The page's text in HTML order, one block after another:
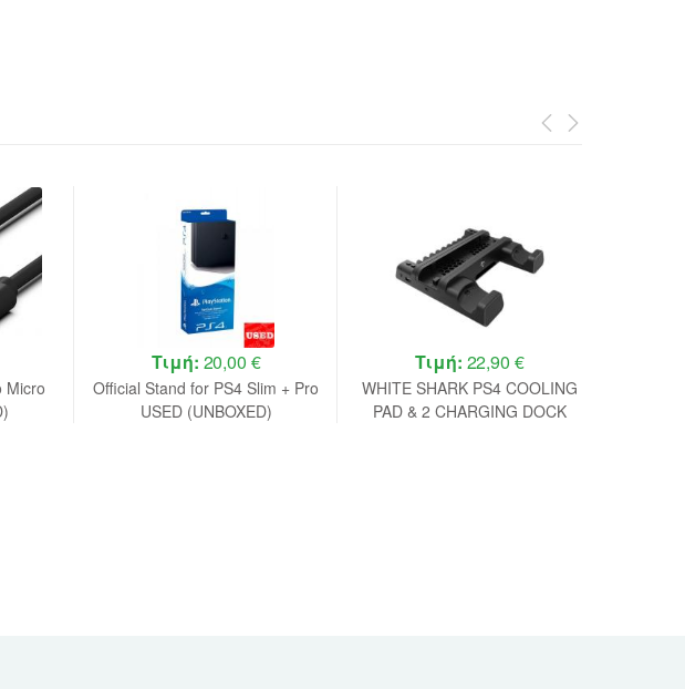
Micro
Τιμή: 20,00 €
Official Stand for PS4 Slim + Pro
USED (UNBOXED)
Τιμή: 22,90 €
WHITE SHARK PS4 COOLING
PAD & 2 CHARGING DOCK